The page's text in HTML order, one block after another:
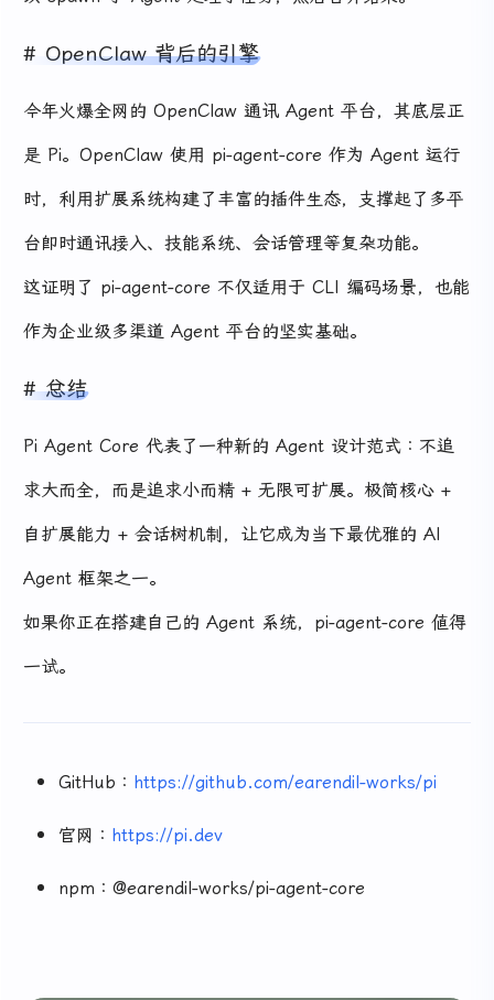
OpenClaw 背后的引擎
今年火爆全网的 OpenClaw 通讯 Agent 平台，其底层正
是 Pi。OpenClaw 使用 pi-agent-core 作为 Agent 运行
时，利用扩展系统构建了丰富的插件生态，支撑起了多平
台即时通讯接入、技能系统、会话管理等复杂功能。
这证明了 pi-agent-core 不仅适用于 CLI 编码场景，也能
作为企业级多渠道 Agent 平台的坚实基础。
总结
Pi Agent Core 代表了一种新的 Agent 设计范式：不追
求大而全，而是追求小而精 + 无限可扩展。极简核心 +
自扩展能力 + 会话树机制，让它成为当下最优雅的 AI
Agent 框架之一。
如果你正在搭建自己的 Agent 系统，pi-agent-core 值得
一试。
GitHub： https://github.com/earendil-works/pi
官网： https://pi.dev
npm：@earendil-works/pi-agent-core